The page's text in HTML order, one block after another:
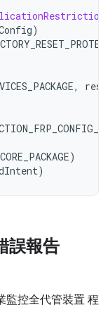
)
,
)
)
誤報告
監控全代管裝置 程